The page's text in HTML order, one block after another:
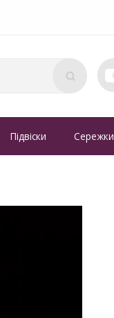
Підвіски Сережки